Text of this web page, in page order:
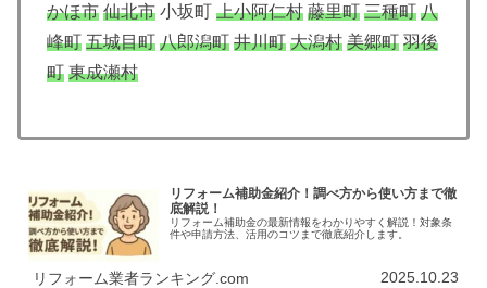
かほ市 仙北市 小坂町 上小阿仁村 藤里町 三種町 八
峰町 五城目町 八郎潟町 井川町 大潟村 美郷町 羽後
町 東成瀬村
リフォーム補助金紹介！調べ方から使い方まで徹
底解説！
リフォーム補助金の最新情報をわかりやすく解説！対象条
件や申請方法、活用のコツまで徹底紹介します。
リフォーム業者ランキング.com 2025.10.23